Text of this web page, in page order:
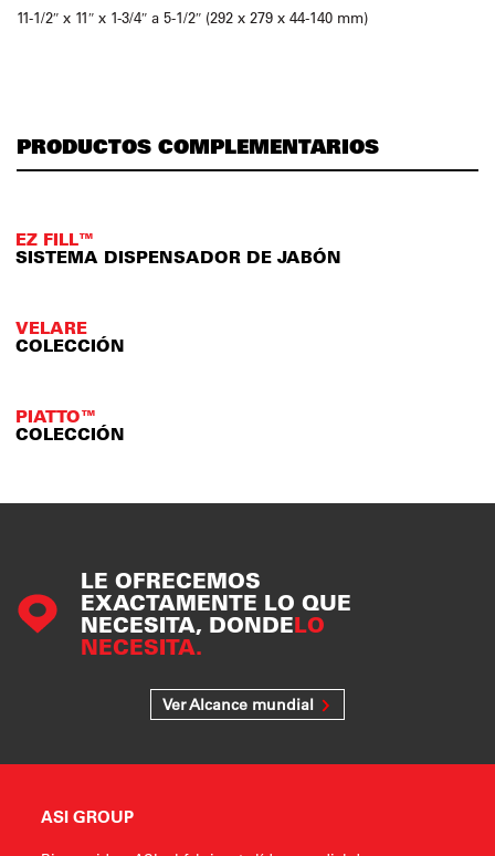
11-1/2″ x 11″ x 1-3/4″ a 5-1/2″ (292 x 279 x 44-140 mm)
PRODUCTOS COMPLEMENTARIOS
EZ FILL™
SISTEMA DISPENSADOR DE JABÓN
VELARE
COLECCIÓN
PIATTO™
COLECCIÓN
LE OFRECEMOS
EXACTAMENTE LO QUE
NECESITA, DONDELO
NECESITA.
Ver Alcance mundial
ASI GROUP